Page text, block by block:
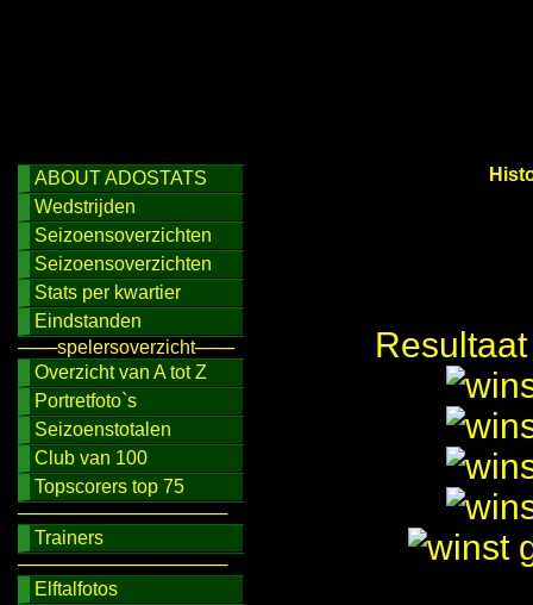
ABOUT ADOSTATS
Wedstrijden
Seizoensoverzichten
Seizoensoverzichten
Stats per kwartier
Eindstanden
───spelersoverzicht───
Overzicht van A tot Z
Portretfoto`s
Seizoenstotalen
Club van 100
Topscorers top 75
────────────────
Trainers
────────────────
Elftalfotos